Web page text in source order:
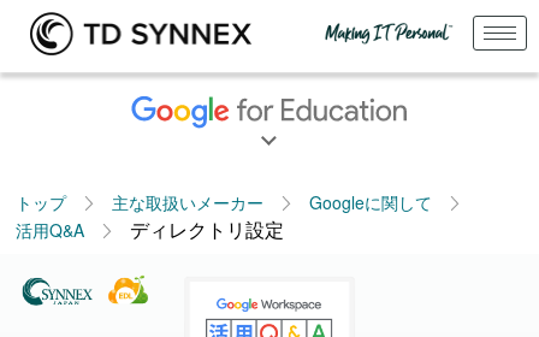
トップ 主な取扱いメーカー
Googleに関して
活用Q&A
ディレクトリ設定